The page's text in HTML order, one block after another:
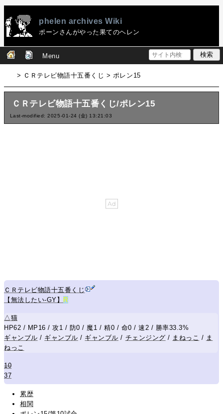
phelen archives Wiki
ポーンさんがやった果てのヘレン
Menu
> ＣＲテレビ物語十五番くじ > ポレン15
ＣＲテレビ物語十五番くじ/ポレン15
Last-modified: 2025-01-24 (金) 13:21:03
ＣＲテレビ物語十五番くじ
【無法したい-GY】
R
△猫
HP62 / MP16 / 攻1 / 防0 / 魔1 / 精0 / 命0 / 速2 / 勝率33.3%
ギャンブル / ギャンブル / ギャンブル / チェンジング / まねっこ / ま
ねっこ
10
37
累歴
相関